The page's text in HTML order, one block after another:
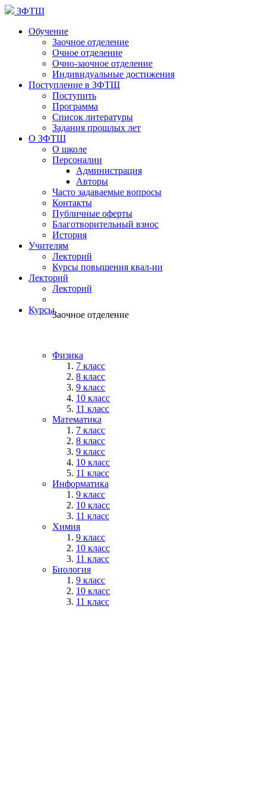
ЗФТШ
Обучение
Заочное отделение
Очное отделение
Очно-заочное отделение
Индивидуальные достижения
Поступление в ЗФТШ
Поступить
Программа
Список литературы
Задания прошлых лет
О ЗФТШ
О школе
Персоналии
Администрация
Авторы
Часто задаваемые вопросы
Контакты
Публичные оферты
Благотворительный взнос
История
Учителям
Лекторий
Курсы повышения квал-ии
Лекторий
Лекторий
КурсыЗаочное отделение
Физика
7 класс
8 класс
9 класс
10 класс
11 класс
Математика
7 класс
8 класс
9 класс
10 класс
11 класс
Информатика
9 класс
10 класс
11 класс
Химия
9 класс
10 класс
11 класс
Биология
9 класс
10 класс
11 класс